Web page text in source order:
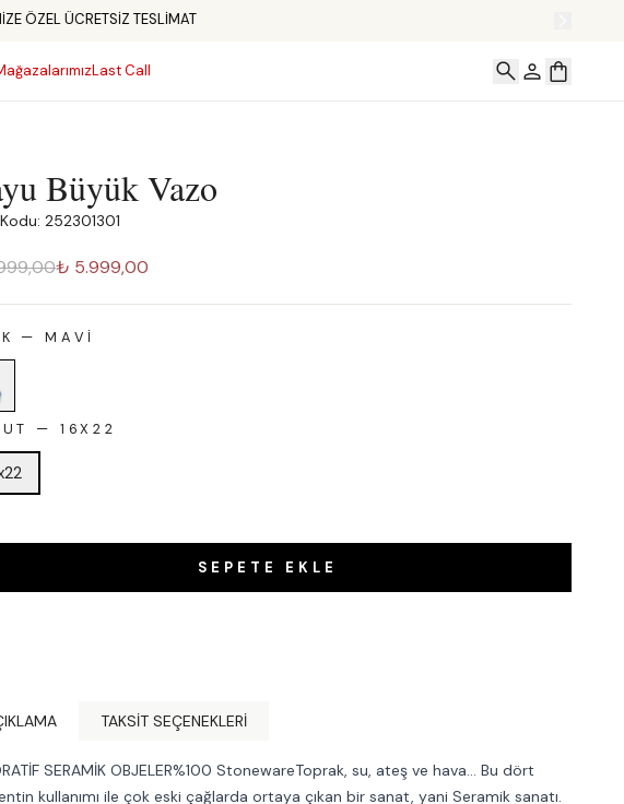
Last Call
Büyük Vazo
252301301
₺ 5.999,00
— MAVI
— 16X22
SEPETE EKLE
TAKSIT SEÇENEKLERI
SERAMİK OBJELER%100 StonewareToprak, su, ateş ve hava… Bu dört
kullanımı ile çok eski çağlarda ortaya çıkan bir sanat, yani Seramik sanatı.